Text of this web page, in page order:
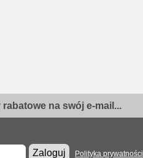
na swój e-mail...
Zaloguj
Polityka prywatności